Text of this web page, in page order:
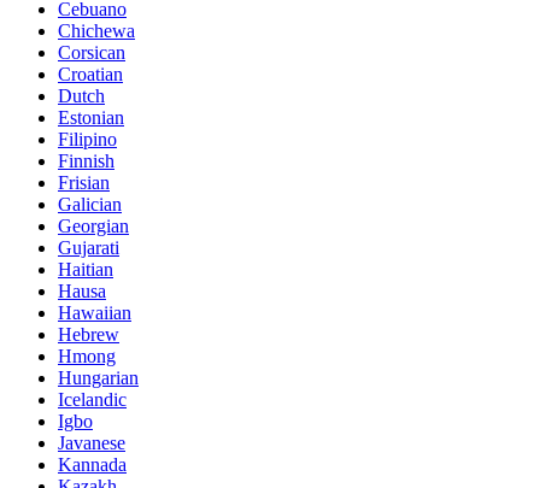
Cebuano
Chichewa
Corsican
Croatian
Dutch
Estonian
Filipino
Finnish
Frisian
Galician
Georgian
Gujarati
Haitian
Hausa
Hawaiian
Hebrew
Hmong
Hungarian
Icelandic
Igbo
Javanese
Kannada